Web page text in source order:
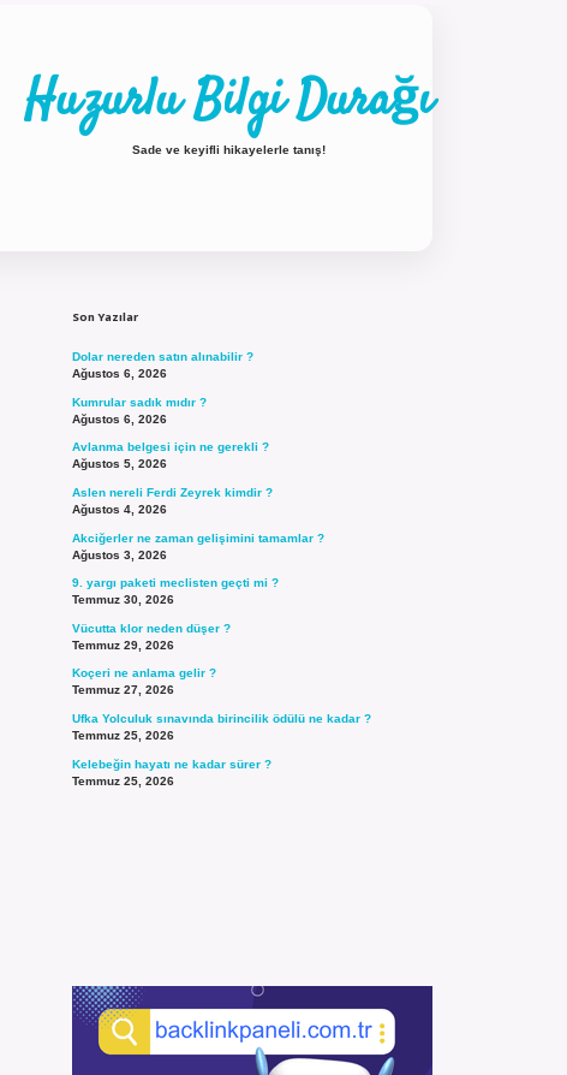
Huzurlu Bilgi Durağı
Sade ve keyifli hikayelerle tanış!
Son Yazılar
Dolar nereden satın alınabilir ?
Ağustos 6, 2026
Kumrular sadık mıdır ?
Ağustos 6, 2026
Avlanma belgesi için ne gerekli ?
Ağustos 5, 2026
Aslen nereli Ferdi Zeyrek kimdir ?
Ağustos 4, 2026
Akciğerler ne zaman gelişimini tamamlar ?
Ağustos 3, 2026
9. yargı paketi meclisten geçti mi ?
Temmuz 30, 2026
Vücutta klor neden düşer ?
Temmuz 29, 2026
Koçeri ne anlama gelir ?
Temmuz 27, 2026
Ufka Yolculuk sınavında birincilik ödülü ne kadar ?
Temmuz 25, 2026
Kelebeğin hayatı ne kadar sürer ?
Temmuz 25, 2026